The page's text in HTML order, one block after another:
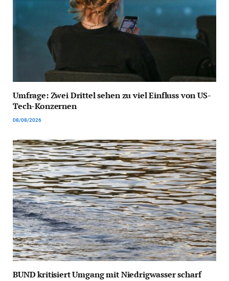
Umfrage: Zwei Drittel sehen zu viel Einfluss von US-
Tech-Konzernen
08/08/2026
BUND kritisiert Umgang mit Niedrigwasser scharf